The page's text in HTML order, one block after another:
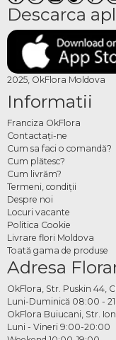
Descarca
2025, OkFlora Moldova
Informatii
Franciza OkFlora
Contactaţi-ne
Cum sa faci o comandă?
Cum plătesc?
Cum livrăm?
Termeni, condiţii
Despre noi
Locuri vacante
Politica Cookie
Livrare flori Moldova
Toată gama de produse
Adresa
OkFlora, Str. Puskin 44,
Luni-Duminică 08:00 -
OkFlora Buiucani, Str.
Luni - Vineri 9:00-20:00